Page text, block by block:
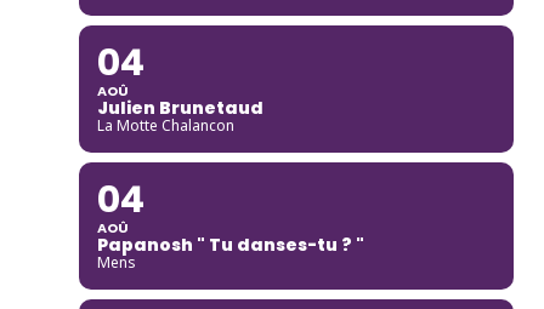
04
AOÛ
Julien Brunetaud
La Motte Chalancon
04
AOÛ
Papanosh " Tu danses-tu ? "
Mens